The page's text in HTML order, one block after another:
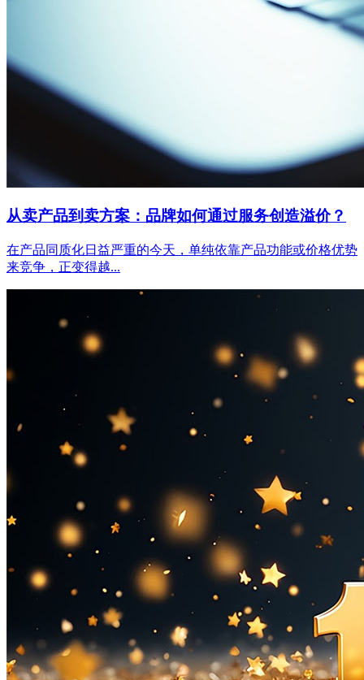
从卖产品到卖方案：品牌如何通过服务创造溢价？
在产品同质化日益严重的今天，单纯依靠产品功能或价格优势
来竞争，正变得越...